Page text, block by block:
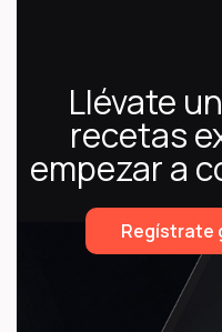
Llévate
recetas
empezar a
Regístrate